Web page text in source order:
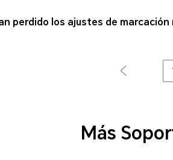
perdido los ajustes de marcación
Más